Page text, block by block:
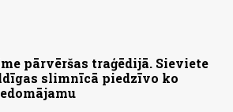
pārvēršas traģēdijā. Sieviete
slimnīcā piedzīvo ko